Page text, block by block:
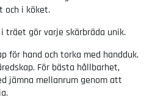
och i köket.
träet gör varje skärbräda unik.
för hand och torka med handduk.
För bästa hållbarhet,
jämna mellanrum genom att